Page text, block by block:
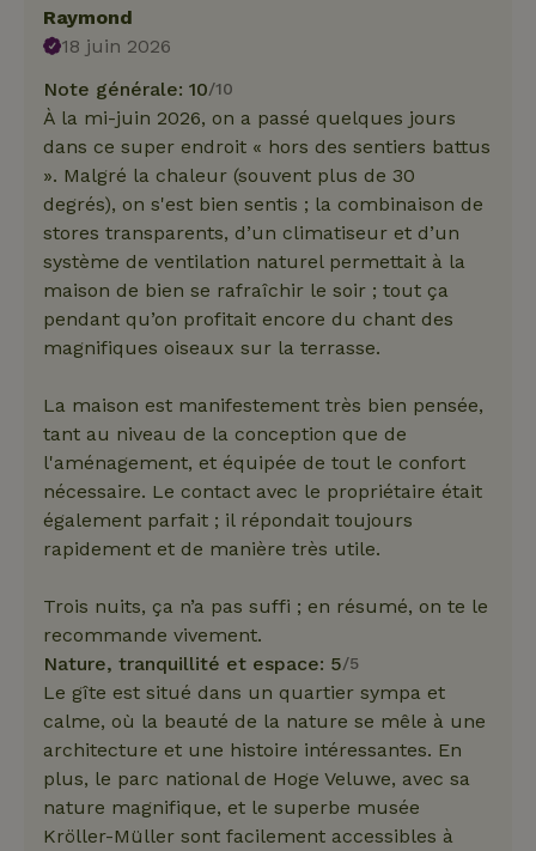
Raymond
18 juin 2026
Note générale: 10/10
À la mi-juin 2026, on a passé quelques jours
dans ce super endroit « hors des sentiers battus
». Malgré la chaleur (souvent plus de 30
degrés), on s'est bien sentis ; la combinaison de
stores transparents, d’un climatiseur et d’un
système de ventilation naturel permettait à la
maison de bien se rafraîchir le soir ; tout ça
pendant qu’on profitait encore du chant des
magnifiques oiseaux sur la terrasse.
La maison est manifestement très bien pensée,
tant au niveau de la conception que de
l'aménagement, et équipée de tout le confort
nécessaire. Le contact avec le propriétaire était
également parfait ; il répondait toujours
rapidement et de manière très utile.
Trois nuits, ça n’a pas suffi ; en résumé, on te le
recommande vivement.
Nature, tranquillité et espace: 5/5
Le gîte est situé dans un quartier sympa et
calme, où la beauté de la nature se mêle à une
architecture et une histoire intéressantes. En
plus, le parc national de Hoge Veluwe, avec sa
nature magnifique, et le superbe musée
Kröller-Müller sont facilement accessibles à